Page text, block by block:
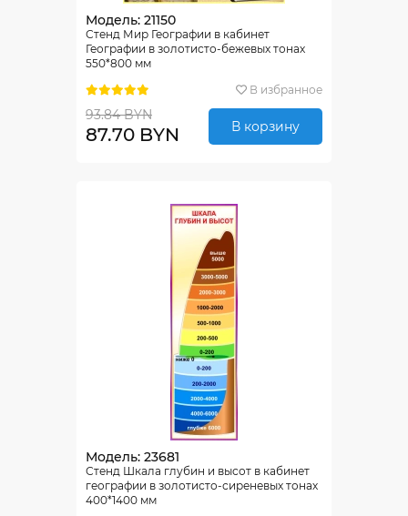
Модель: 21150
Стенд Мир Географии в кабинет
Географии в золотисто-бежевых тонах
550*800 мм
В избранное
93.84 BYN
87.70 BYN В корзину
Модель: 23681
Стенд Шкала глубин и высот в кабинет
географии в золотисто-сиреневых тонах
400*1400 мм